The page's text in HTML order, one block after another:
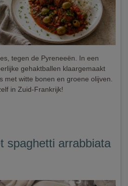
tegen de Pyreneeën. In een
gehaktballen klaargemaakt
met witte bonen en groene olijven.
in Zuid-Frankrijk!
spaghetti arrabbiata